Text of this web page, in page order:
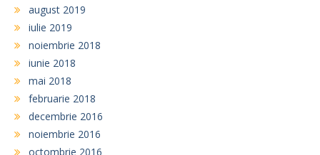
august 2019
iulie 2019
noiembrie 2018
iunie 2018
mai 2018
februarie 2018
decembrie 2016
noiembrie 2016
octombrie 2016